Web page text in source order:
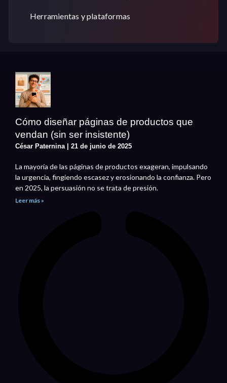
Herramientas y plataformas
Cómo diseñar páginas de productos que
vendan (sin ser insistente)
César Paternina 21 de junio de 2025
La mayoría de las páginas de productos exageran, impulsando
la urgencia, fingiendo escasez y erosionando la confianza. Pero
en 2025, la persuasión no se trata de presión.
Leer más »